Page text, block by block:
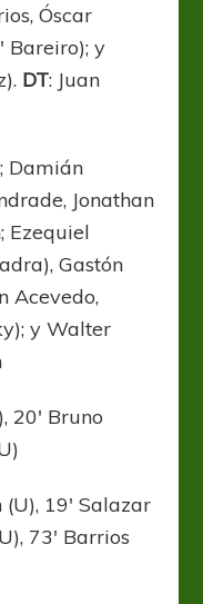
Óscar
Bareiro); y
DT: Juan
Damián
Jonathan
Ezequiel
Gastón
Acevedo,
y Walter
20′ Bruno
(U), 19′ Salazar
73′ Barrios